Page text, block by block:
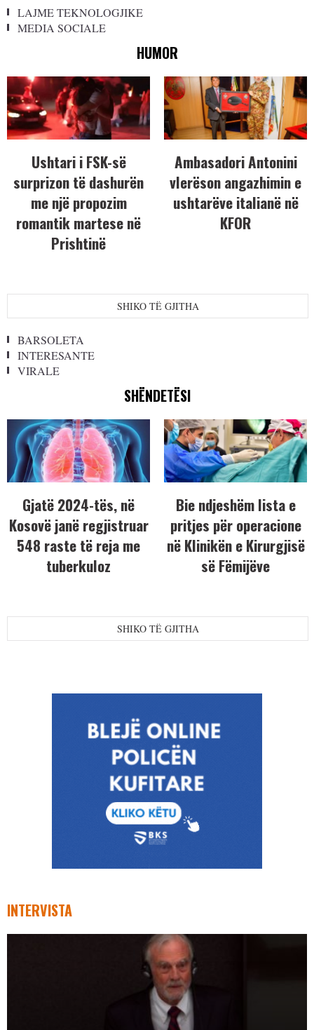
LAJME TEKNOLOGJIKE
MEDIA SOCIALE
HUMOR
Ushtari i FSK-së
surprizon të dashurën
me një propozim
romantik martese në
Prishtinë
Ambasadori Antonini
vlerëson angazhimin e
ushtarëve italianë në
KFOR
SHIKO TË GJITHA
BARSOLETA
INTERESANTE
VIRALE
SHËNDETËSI
Gjatë 2024-tës, në
Kosovë janë regjistruar
548 raste të reja me
tuberkuloz
Bie ndjeshëm lista e
pritjes për operacione
në Klinikën e Kirurgjisë
së Fëmijëve
SHIKO TË GJITHA
INTERVISTA